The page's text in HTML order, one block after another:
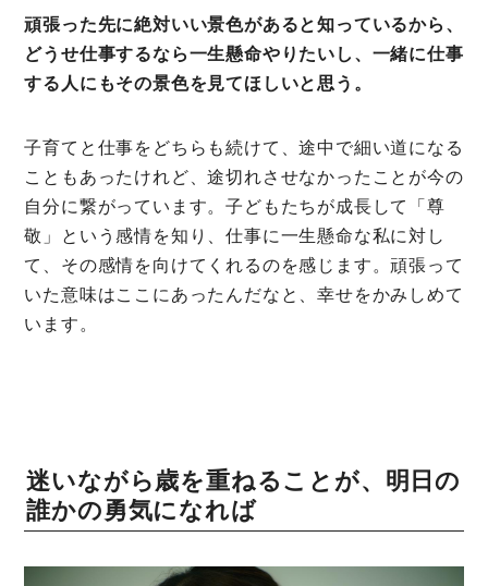
頑張った先に絶対いい景色があると知っているから、
どうせ仕事するなら一生懸命やりたいし、一緒に仕事
する人にもその景色を見てほしいと思う。
子育てと仕事をどちらも続けて、途中で細い道になる
こともあったけれど、途切れさせなかったことが今の
自分に繋がっています。子どもたちが成長して「尊
敬」という感情を知り、仕事に一生懸命な私に対し
て、その感情を向けてくれるのを感じます。頑張って
いた意味はここにあったんだなと、幸せをかみしめて
います。
迷いながら歳を重ねることが、明日の
誰かの勇気になれば